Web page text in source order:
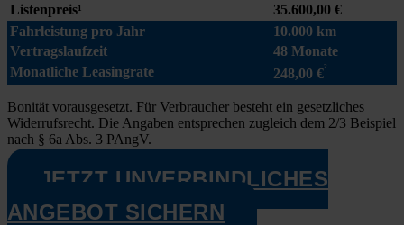
Lis­ten­preis¹
35.600,00 €
Fahr­leis­tung pro Jahr
10.000 km
Ver­trags­lauf­zeit
48 Mona­te
Monat­li­che Lea­sing­ra­te
248,00 €²
Boni­tät vor­aus­ge­setzt. Für Ver­brau­cher besteht ein gesetz­li­ches
Wider­rufs­recht. Die Anga­ben ent­spre­chen zugleich dem 2/3 Bei­spiel
nach § 6a Abs. 3 PAngV.​
JETZT UNVERBINDLICHES
ANGEBOT SICHERN